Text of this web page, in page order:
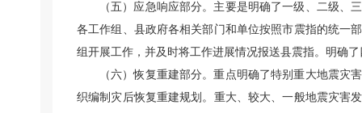
（五）应急响应部分。主要是明确了一级、二级、
各工作组、县政府各相关部门和单位按照市震指的统一
组开展工作，并及时将工作进展情况报送县震指。明确
（六）恢复重建部分。重点明确了特别重大地震灾
织编制灾后恢复重建规划。重大、较大、一般地震灾害